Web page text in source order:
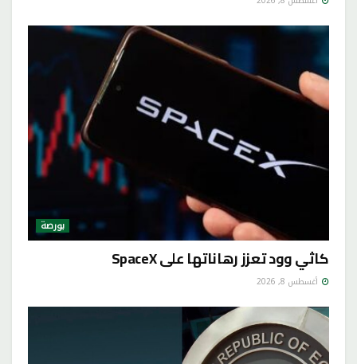
بورصة
كاثي وود تعزز رهاناتها على SpaceX
أغسطس 8, 2026